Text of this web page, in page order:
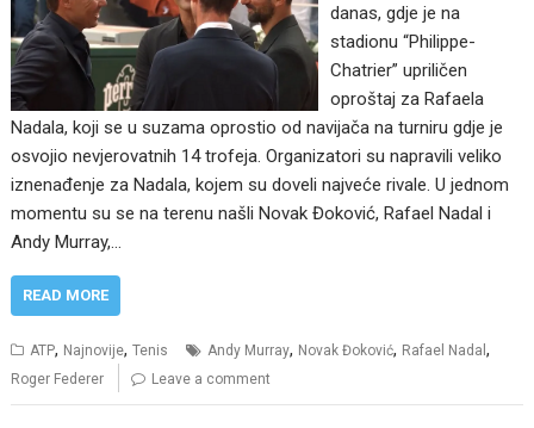
danas, gdje je na
stadionu “Philippe-
Chatrier” upriličen
oproštaj za Rafaela
Nadala, koji se u suzama oprostio od navijača na turniru gdje je
osvojio nevjerovatnih 14 trofeja. Organizatori su napravili veliko
iznenađenje za Nadala, kojem su doveli najveće rivale. U jednom
momentu su se na terenu našli Novak Đoković, Rafael Nadal i
Andy Murray,…
READ MORE
ATP, Najnovije,Tenis Andy Murray, Novak Đoković, Rafael Nadal,
Roger Federer Leave a comment